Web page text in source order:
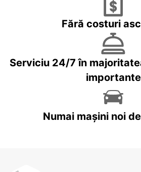
Fără costuri
Serviciu 24/7 în
importante
Numai mașini noi